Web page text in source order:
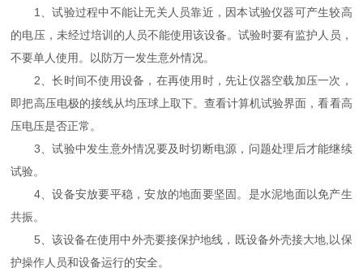
1、试验过程中不能让无关人员靠近，因本试验仪器可产生较高
的电压，未经过培训的人员不能使用该设备。试验时要有监护人员，
不要单人使用。以防万一发生意外情况。
2、长时间不使用设备，在再使用时，先让仪器空载加压一次，
即把高压电极的接线从均压球上取下。查看计算机试验界面，看看高
压电压是否正常。
3、试验中发生意外情况要及时切断电源，问题处理后才能继续
试验。
4、设备安放要平稳，安放的地面要坚固。是水泥地面以免产生
共振。
5、该设备在使用中外壳要接保护地线，既设备外壳接大地,以保
护操作人员和设备运行的安全。